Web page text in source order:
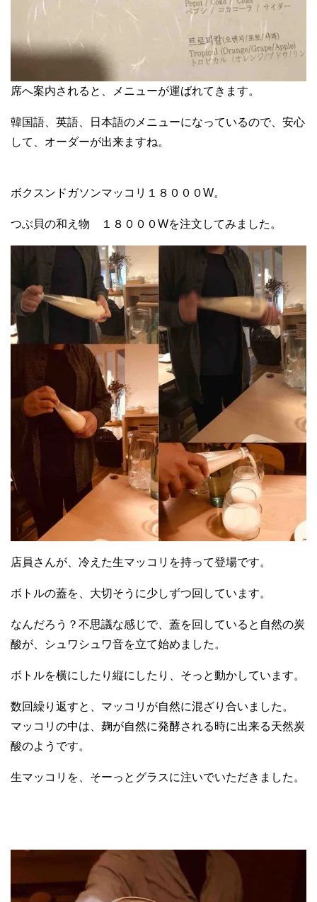
席へ案内されると、メニューが運ばれてきます。
韓国語、英語、日本語のメニューになっているので、安心
して、オーダーが出来ますね。
ボクスンドガソンマッコリ１８０００W。
つぶ貝の和え物 １８０００Wを注文してみました。
店員さんが、冷えた生マッコリを持って登場です。
ボトルの蓋を、大切そうに少しずつ回しています。
なんだろう？不思議な感じで、蓋を回していると自然の炭
酸が、シュワシュワ音を立て始めました。
ボトルを横にしたり縦にしたり、そっと動かしています。
数回繰り返すと、マッコリが自然に混ざり合いました。
マッコリの中は、麹が自然に発酵される時に出来る天然炭
酸のようです。
生マッコリを、そーっとグラスに注いでいただきました。